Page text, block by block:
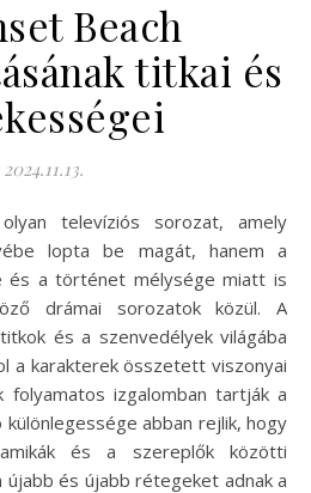
Beach
titkai és
2024.11.13.
lopta be magát, hanem a
és a történet mélysége miatt is
drámai sorozatok közül. A
és a szenvedélyek világába
a karakterek összetett viszonyai
folyamatos izgalomban tartják a
abban rejlik, hogy
és a szereplők közötti
újabb és újabb rétegeket adnak a